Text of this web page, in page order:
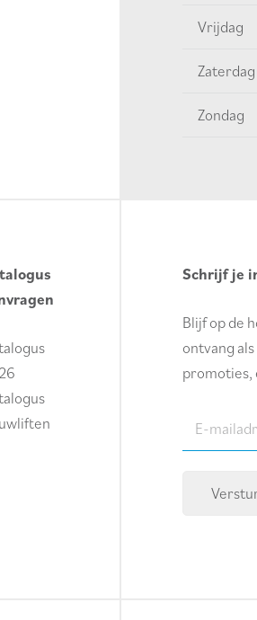
Vrijdag
Zaterdag
Zondag
Schrijf je
Blijf op de
ontvang
promoties,